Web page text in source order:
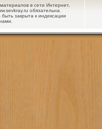
в сети Интернет,
обязательна.
закрыта к индексации